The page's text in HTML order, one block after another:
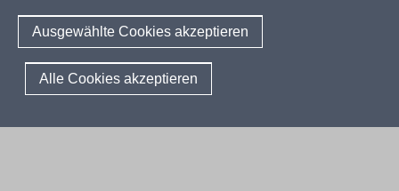
Ausgewählte Cookies akzeptieren
Alle Cookies akzeptieren
Modellprojekte
Informationsschriften
Weiterführende Links
Abkürzungen
Bildungspläne Ausbildungsvorbereitung (Anlage A)
Fachklassen duales System (Anlage A)
Bildungspläne Berufsfachschule (Anlage B)
Bildungspläne Berufsfachschule und Fachoberschule (Anlage C)
Bildungsgang-übergreifende Themen
Unterricht
Gesellschaft
Digitalisierung
© 2026 Berufsbildung
Fußzeile
Impressum Datenschutzerklärung